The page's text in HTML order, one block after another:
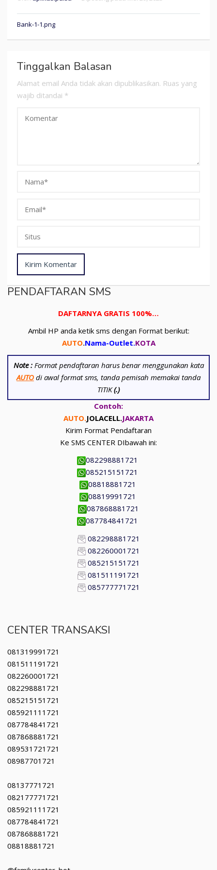
Navigasi
pos
Bank-1-1.png
Tinggalkan Balasan
Alamat email Anda tidak akan dipublikasikan. Ruas yang
wajib ditandai *
PENDAFTARAN SMS
DAFTARNYA GRATIS 100%…
Ambil HP anda ketik sms dengan Format berikut:
AUTO.Nama-Outlet.KOTA
Note : Format pendaftaran harus benar menggunakan kata
AUTO di awal format sms, tanda pemisah memakai tanda
TITIK(.)
Contoh:
AUTO.JOLACELL.JAKARTA
Kirim Format Pendaftaran
Ke SMS CENTER DIbawah ini:
082298881721
085215151721
08818881721
08819991721
087868881721
087784841721
082298881721
082260001721
085215151721
081511191721
085777771721
CENTER TRANSAKSI
081319991721
081511191721
082260001721
082298881721
085215151721
085921111721
087784841721
087868881721
089531721721
08987701721
08137771721
082177771721
085921111721
087784841721
087868881721
08818881721